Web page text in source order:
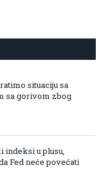
situaciju sa
sa gorivom zbog
u plusu,
Fed neće povećati